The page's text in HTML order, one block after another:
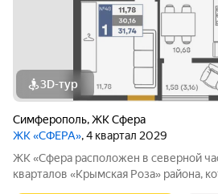
3D-тур
Симферополь,ЖК Сфера
ЖК «СФЕРА», 4 квартал 2029
ЖК «Сфера расположен в северной
кварталов «Крымская Роза» района, который формируется как